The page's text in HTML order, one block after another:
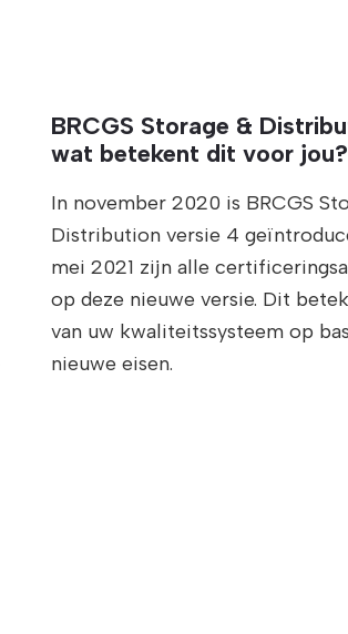
BRCGS Storage &
wat betekent dit voor jou?
In november 2020 is BRCGS
Distribution versie 4
mei 2021 zijn alle
op deze nieuwe versie. Dit
van uw kwaliteitssysteem op
nieuwe eisen.